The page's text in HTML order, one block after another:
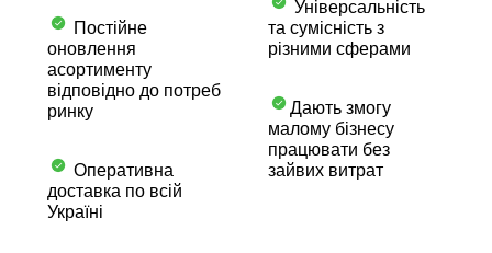
Постійне
оновлення
асортименту
відповідно до потреб
ринку
Оперативна
доставка по всій
Україні
Універсальність
та сумісність з
різними сферами
Дають змогу
малому бізнесу
працювати без
зайвих витрат